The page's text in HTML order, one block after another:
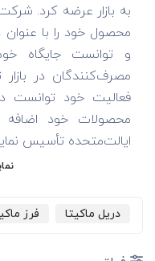
به بازار عرضه کرد.
محصول خود را با
و توانست جایگاه
مصرف‌کنندگان در
فعالیت خود توانست
محصولات خود
ایالت‌متحده تأسیس
ابزار براشلس جهت
دریل ماکیتا فرز